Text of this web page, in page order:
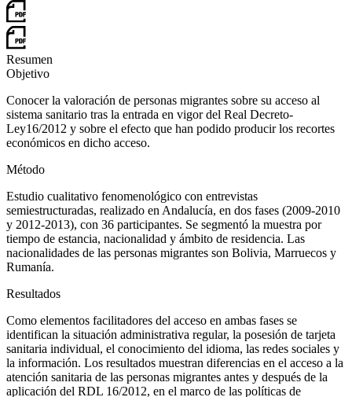
Resumen
Objetivo
Conocer la valoración de personas migrantes sobre su acceso al
sistema sanitario tras la entrada en vigor del Real Decreto-
Ley16/2012 y sobre el efecto que han podido producir los recortes
económicos en dicho acceso.
Método
Estudio cualitativo fenomenológico con entrevistas
semiestructuradas, realizado en Andalucía, en dos fases (2009-2010
y 2012-2013), con 36 participantes. Se segmentó la muestra por
tiempo de estancia, nacionalidad y ámbito de residencia. Las
nacionalidades de las personas migrantes son Bolivia, Marruecos y
Rumanía.
Resultados
Como elementos facilitadores del acceso en ambas fases se
identifican la situación administrativa regular, la posesión de tarjeta
sanitaria individual, el conocimiento del idioma, las redes sociales y
la información. Los resultados muestran diferencias en el acceso a la
atención sanitaria de las personas migrantes antes y después de la
aplicación del RDL 16/2012, en el marco de las políticas de